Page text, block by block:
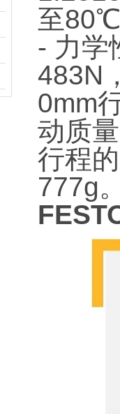
至
- 力学
483N
0mm
动质
行程
777g